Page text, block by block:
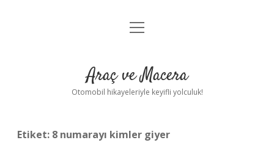
Anasayfa
Yasal Uyarı
menüyü
Araç ve Macera
Otomobil hikayeleriyle keyifli yolculuk!
Etiket: 8 numarayı kimler giyer